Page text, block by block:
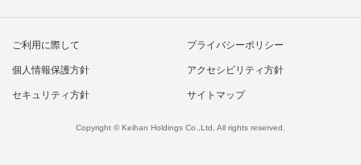
ご利用に際して プライバシーポリシー
個人情報保護方針 アクセシビリティ方針
セキュリティ方針 サイトマップ
Copyright © Keihan Holdings Co.,Ltd. All rights reserved.